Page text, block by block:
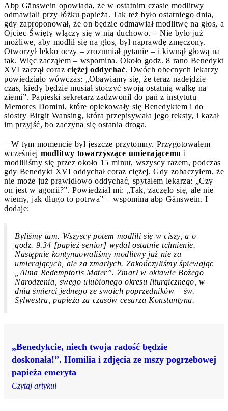
Abp Gänswein opowiada, że w ostatnim czasie modlitwy
odmawiali przy łóżku papieża. Tak też było ostatniego dnia,
gdy zaproponował, że on będzie odmawiał modlitwę na głos, a
Ojciec Święty włączy się w nią duchowo. – Nie było już
możliwe, aby modlił się na głos, był naprawdę zmęczony.
Otworzył lekko oczy – zrozumiał pytanie – i kiwnął głową na
tak. Więc zacząłem – wspomina. Około godz. 8 rano Benedykt
XVI zaczął coraz ciężej oddychać. Dwóch obecnych lekarzy
powiedziało wówczas: „Obawiamy się, że teraz nadejdzie
czas, kiedy będzie musiał stoczyć swoją ostatnią walkę na
ziemi”. Papieski sekretarz zadzwonił do pań z instytutu
Memores Domini, które opiekowały się Benedyktem i do
siostry Birgit Wansing, która przepisywała jego teksty, i kazał
im przyjść, bo zaczyna się ostania droga.
– W tym momencie był jeszcze przytomny. Przygotowałem
wcześniej modlitwy towarzyszące umierającemu i
modliliśmy się przez około 15 minut, wszyscy razem, podczas
gdy Benedykt XVI oddychał coraz ciężej. Gdy zobaczyłem, że
nie może już prawidłowo oddychać, spytałem lekarza: „Czy
on jest w agonii?”. Powiedział mi: „Tak, zaczęło się, ale nie
wiemy, jak długo to potrwa” – wspomina abp Gänswein. I
dodaje:
Byliśmy tam. Wszyscy potem modlili się w ciszy, a o
godz. 9.34 [papież senior] wydał ostatnie tchnienie.
Następnie kontynuowaliśmy modlitwy już nie za
umierających, ale za zmarłych. Zakończyliśmy śpiewając
„Alma Redemptoris Mater”. Zmarł w oktawie Bożego
Narodzenia, swego ulubionego okresu liturgicznego, w
dniu śmierci jednego ze swoich poprzedników – św.
Sylwestra, papieża za czasów cesarza Konstantyna.
„Benedykcie, niech twoja radość będzie
doskonała!”. Homilia i zdjęcia ze mszy pogrzebowej
papieża emeryta
Czytaj artykuł